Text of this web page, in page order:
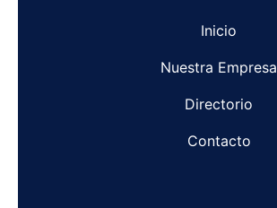
Inicio
Nuestra Empresa
Directorio
Contacto